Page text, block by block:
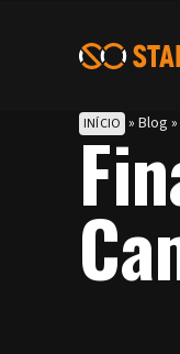
INÍCIO »Blog